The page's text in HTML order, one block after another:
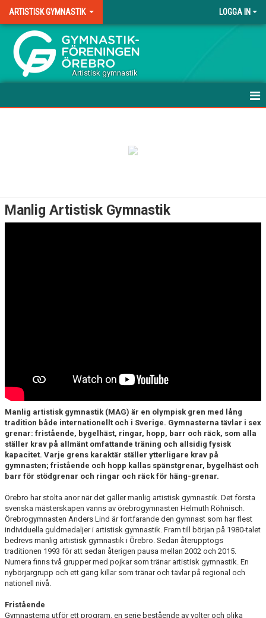
ARTISTISK GYMNASTIK LOGGA IN
.
Artistisk gymnastik
DOMARE
Manlig Artistisk Gymnastik
Manlig artistisk gymnastik (MAG) är en olympisk gren med lång
tradition både internationellt och i Sverige. Gymnasterna tävlar i sex
grenar: fristående, bygelhäst, ringar, hopp, barr och räck, som alla
ställer krav på allmänt omfattande träning och allsidig fysisk
kapacitet. Varje grens karaktär ställer ytterligare krav på
gymnasten; fristående och hopp kallas spänstgrenar, bygelhäst och
barr för stödgrenar och ringar och räck för häng-grenar.
Örebro har stolta anor när det gäller manlig artistisk gymnastik. Det första
svenska mästerskapen vanns av örebrogymnasten Helmuth Röhnisch.
Örebrogymnasten Anders Lind är fortfarande den gymnast som har flest
individuella guldmedaljer i artistisk gymnastik. Fram till början på 1980-talet
bedrevs manlig artistisk gymnastik i Örebro. Sedan återupptogs
traditionen 1993 för att sedan återigen pausa mellan 2002 och 2015.
Numera finns två grupper med pojkar som tränar artistisk gymnastik. En
nybörjargrupp och ett gäng killar som tränar och tävlar på regional och
nationell nivå.
Fristående
Gymnasterna utför ett program, en serie bestående av volter och olika